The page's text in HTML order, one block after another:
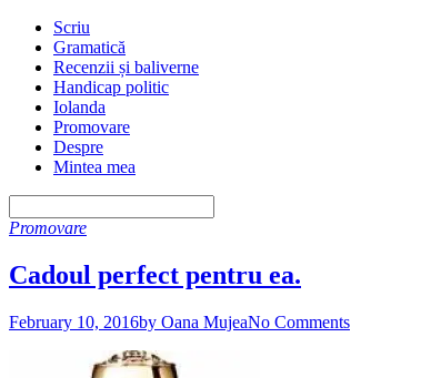
Scriu
Gramatică
Recenzii și baliverne
Handicap politic
Iolanda
Promovare
Despre
Mintea mea
Promovare
Cadoul perfect pentru ea.
February 10, 2016by Oana MujeaNo Comments